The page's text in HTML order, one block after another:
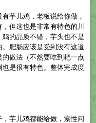
芋儿鸡，老板说给你做，
但这也是非常有特色的川
的品质不错，芋头也不是
肥肠应该是受到没有这道
做法（不然要吃到耙一点
是很有特色。整体完成度
芋儿鸡都能给做，索性问